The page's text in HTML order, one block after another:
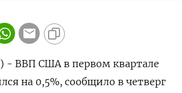
- ВВП США в первом квартале
на 0,5%, сообщило в четверг